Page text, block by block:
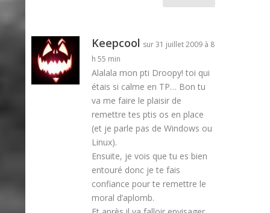
Keepcool sur 31 juillet 2009 à 8
h 55 min
Alalala mon pti Droopy! toi qui
étais si calme en TP… Bon tu
va me faire le plaisir de
remettre tes ptis os en place
(et je parle pas de Windows ou
Linux).
Ensuite, je vois que tu es bien
entouré donc je te fais
confiance pour te remettre le
moral d’aplomb.